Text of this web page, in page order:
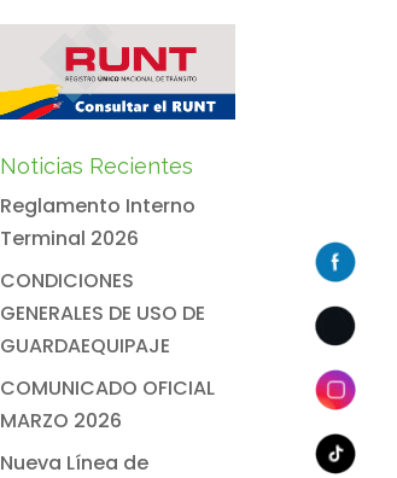
Noticias Recientes
Reglamento Interno
Terminal 2026
CONDICIONES
GENERALES DE USO DE
GUARDAEQUIPAJE
COMUNICADO OFICIAL
MARZO 2026
Nueva Línea de